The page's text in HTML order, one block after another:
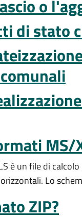
o
di stato
MS/
è un file di
Lo
ZIP?